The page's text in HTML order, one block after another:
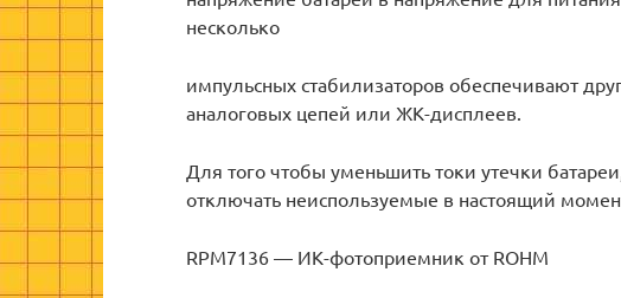
несколько
импульсных стабилизаторов обеспечивают
аналоговых цепей или ЖК-дисплеев.
Для того чтобы уменьшить токи утечки
отключать неиспользуемые в настоящий
RPM7136 — ИК-фотоприемник от ROHM